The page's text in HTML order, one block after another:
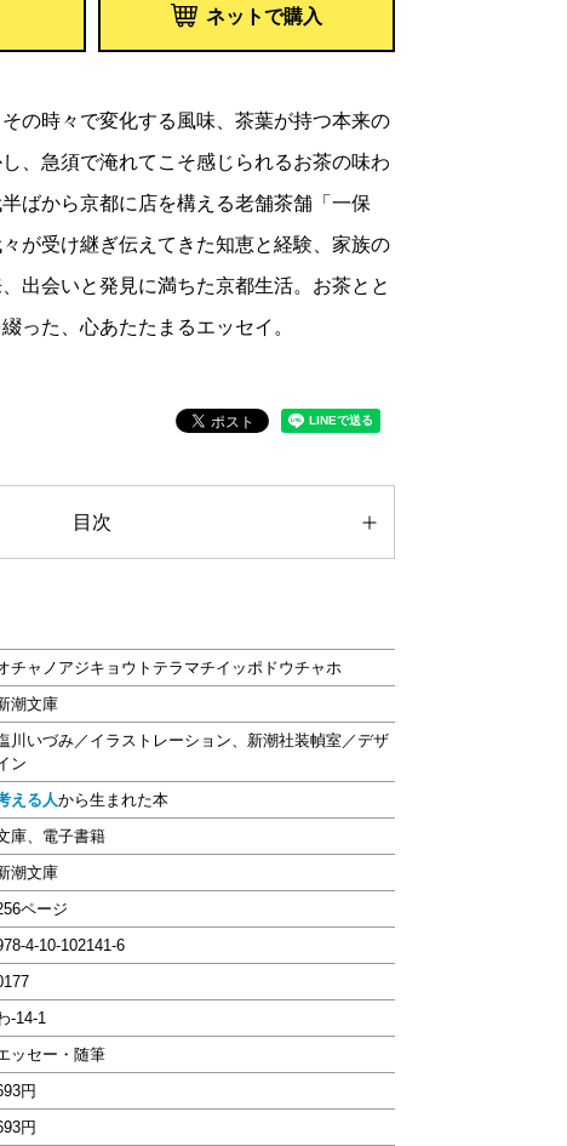
ネットで購入
の時々で変化する風味、茶葉が持つ本来の
、急須で淹れてこそ感じられるお茶の味わ
ばから京都に店を構える老舗茶舗「一保
が受け継ぎ伝えてきた知恵と経験、家族の
出会いと発見に満ちた京都生活。お茶とと
った、心あたたまるエッセイ。
目次
チャノアジキョウトテラマチイッポドウチャホ
潮文庫
川いづみ／イラストレーション、新潮社装幀室／デザ
ン
える人から生まれた本
庫、電子書籍
潮文庫
ページ
4-10-102141-6
-14-1
ッセー・随筆
円
円